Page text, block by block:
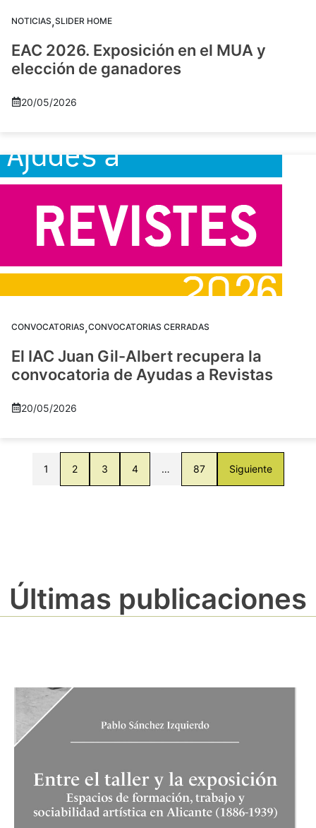
NOTICIAS,SLIDER HOME
EAC 2026. Exposición en el MUA y
elección de ganadores
20/05/2026
CONVOCATORIAS,CONVOCATORIAS CERRADAS
El IAC Juan Gil-Albert recupera la
convocatoria de Ayudas a Revistas
20/05/2026
1 2 3 4 … 87 Siguiente
Últimas publicaciones